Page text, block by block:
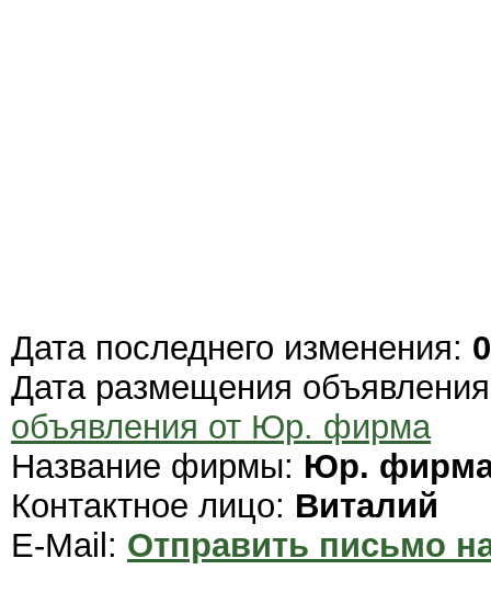
Дата последнего изменения:
Дата размещения
объявления от Юр. фирма
Название фирмы: Юр.
Контактное лицо: Виталий
E-Mail: Отправить письмо